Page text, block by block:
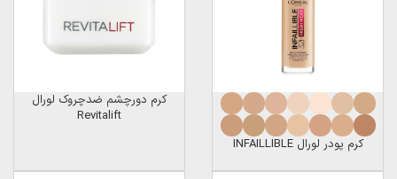
کرم پودر لورال INFAILLIBLE
کرم دورچشم ضدچروک لورال
Revitalift